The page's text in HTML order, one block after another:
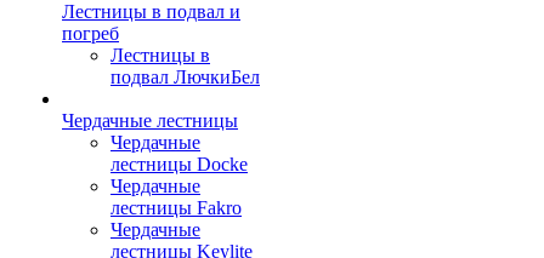
Лестницы в подвал и
погреб
Лестницы в
подвал ЛючкиБел
Чердачные лестницы
Чердачные
лестницы Docke
Чердачные
лестницы Fakro
Чердачные
лестницы Keylite